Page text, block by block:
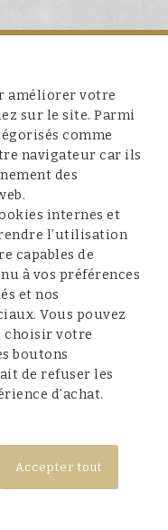
améliorer votre
sur le site. Parmi
comme
navigateur car ils
des
internes et
l’utilisation
capables de
à vos préférences
et nos
Vous pouvez
choisir votre
boutons
de refuser les
d’achat.
Accepter tout